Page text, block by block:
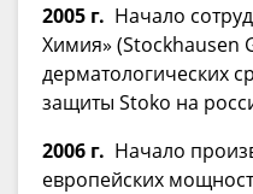
2005 г. Начало
Химия» (Stockhausen
дерматологических
защиты Stoko на
2006 г. Начало
европейских